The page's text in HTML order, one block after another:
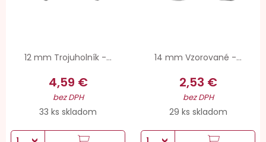
12 mm Trojuholník -...
4,59 €
bez DPH
33 ks skladom
14 mm Vzorované -...
2,53 €
bez DPH
29 ks skladom